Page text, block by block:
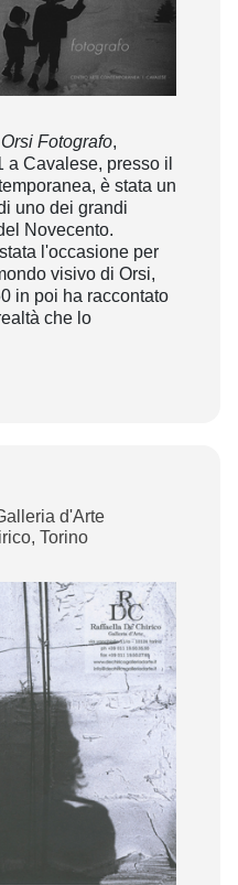
Fotografo,
a Cavalese, presso il
è stata un
uno dei grandi
Novecento.
l'occasione per
visivo di Orsi,
in poi ha raccontato
che lo
d'Arte
Torino